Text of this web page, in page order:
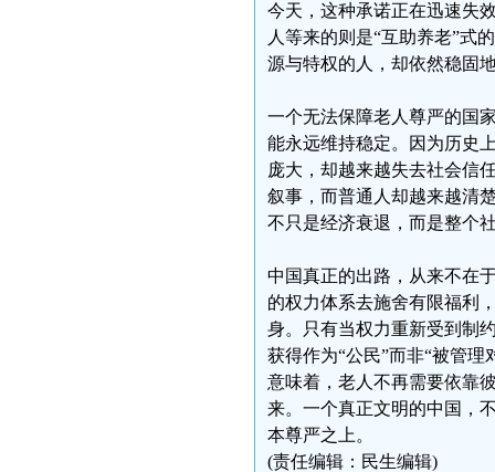
今天，这种承诺正在迅速失
人等来的则是“互助养老”式
源与特权的人，却依然稳固
一个无法保障老人尊严的国
能永远维持稳定。因为历史
庞大，却越来越失去社会信
叙事，而普通人却越来越清
不只是经济衰退，而是整个
中国真正的出路，从来不在
的权力体系去施舍有限福利
身。只有当权力重新受到制
获得作为“公民”而非“被管
意味着，老人不再需要依靠
来。一个真正文明的中国，
本尊严之上。
(责任编辑：民生编辑)